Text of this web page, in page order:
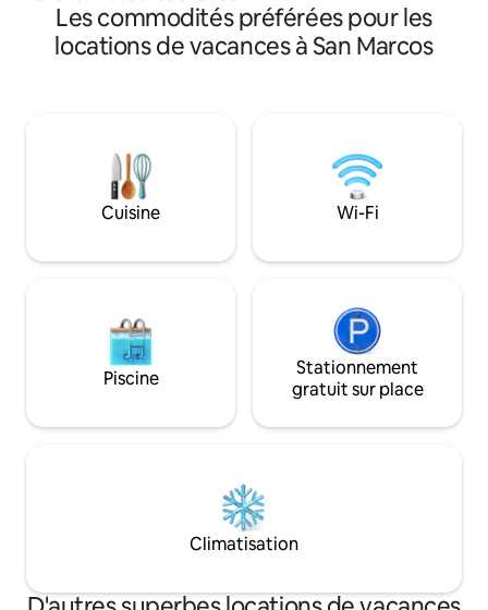
panoramique, détendez-vous dans
votre jacuzzi extérieur privé ou
détendez-vous dans l'espace de vie
tout ce dont vous avez besoin pour un
séjour parfait sur le lac. À quelques
minutes de la charmante ville de San
Antonio Palopó, c'est l'endroit idéal pour
des couchers de soleil inoubliables.
encadrent des
volcan. Détendez-vous dans le sauna,
détendre, dîner
de vues extraordinaires.
Atitlan à son
Les commodités préférées pour les
locations de vacances à San Marcos
Cuisine Wi-Fi
Piscine
Stationnement
gratuit sur place
Climatisation